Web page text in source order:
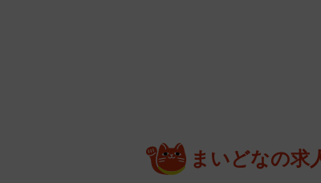
から不安の声を向けられなが
まいどなの求